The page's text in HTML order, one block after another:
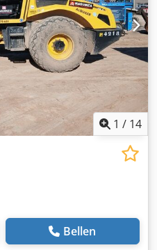
1 / 14
Bellen